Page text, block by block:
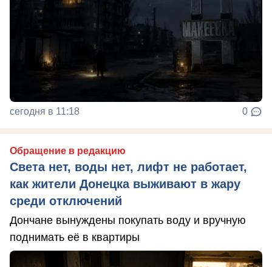
сегодня в 11:18 0
Обращение в редакцию
Света нет, воды нет, лифт не работает,
как жители Донецка выживают в жару
среди отключений
Дончане вынуждены покупать воду и вручную
поднимать её в квартиры